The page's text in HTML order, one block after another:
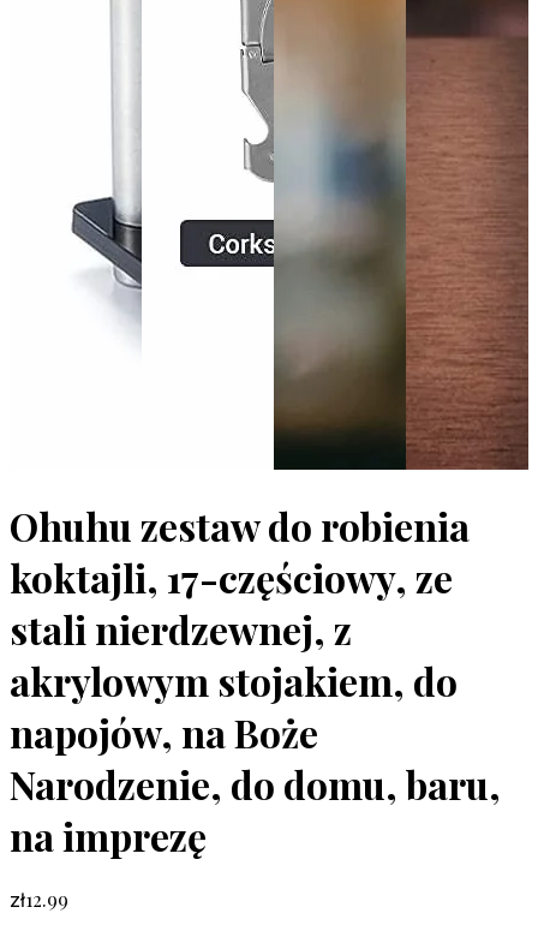
Ohuhu zestaw do robienia
koktajli, 17-częściowy, ze
stali nierdzewnej, z
akrylowym stojakiem, do
napojów, na Boże
Narodzenie, do domu, baru,
na imprezę
zł12.99